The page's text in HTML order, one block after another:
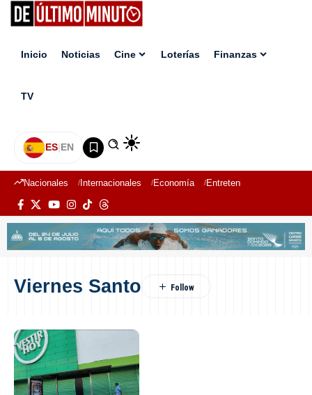
Inicio Noticias Cine Loterías Finanzas
TV
ES|EN
Nacionales Internacionales Economía Entretenimiento
Viernes Santo